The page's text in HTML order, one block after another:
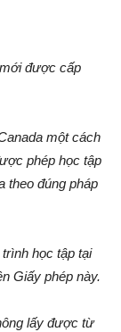
được cấp
một cách
phép học tập
theo đúng pháp
học tập tại
Giấy phép này.
lấy được từ